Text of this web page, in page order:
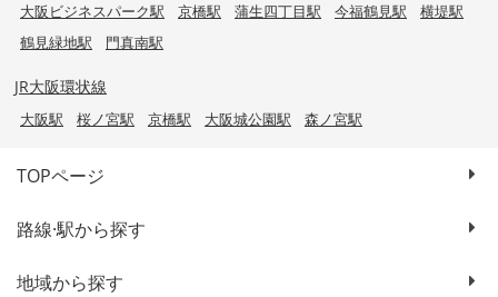
大阪ビジネスパーク駅 京橋駅 蒲生四丁目駅 今福鶴見駅
横堤駅
鶴見緑地駅
門真南駅
JR大阪環状線
大阪駅 桜ノ宮駅 京橋駅 大阪城公園駅 森ノ宮駅
TOPページ
路線·駅から探す
地域から探す